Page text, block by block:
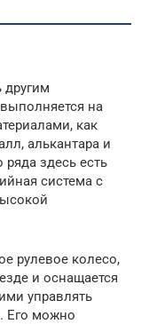
другим
на
как
алькантара и
здесь есть
система с
рулевое колесо,
и оснащается
управлять
Его можно